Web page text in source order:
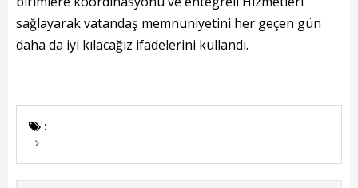
Duyurular
Videolar
Etkinlik Takvimi
Hizmet Rehberi
sağlayarak vatandaş memnuniyetini her geçen gün
daha da iyi kılacağız ifadelerini kullandı.
: